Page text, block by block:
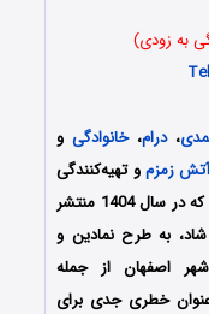
به زودی)
،درام،خانوادگیو
زمزمو تهیه‌کنندگی
مشترک محسن و مرتضی آتش زمزم است که در سال 1404 منتشر
به طرح نمادین و
اصفهان از جمله
خطری جدی برای